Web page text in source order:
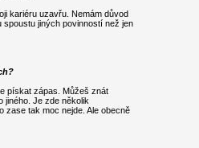
kariéru uzavřu. Nemám důvod
jiných povinností než jen
pískat zápas. Můžeš znát
jiného. Je zde několik
zase tak moc nejde. Ale obecně